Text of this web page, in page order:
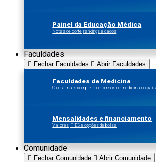
Painel da Educação Médica
Notas de corte, rankings e dados
Faculdades
Fechar Faculdades Abrir Faculdades
Faculdades de Medicina
O guia mais completo de cursos de medicina do país
Mensalidades e financiamento
Valores, FIES e opções de bolsa
Comunidade
Fechar Comunidade Abrir Comunidade